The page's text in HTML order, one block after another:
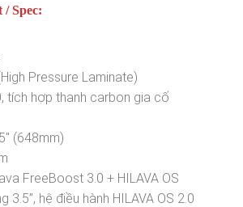
Spec:
Pressure Laminate)
tích hợp thanh carbon gia cố
(648mm)
FreeBoost 3.0 + HILAVA OS
3.5”, hệ điều hành HILAVA OS 2.0